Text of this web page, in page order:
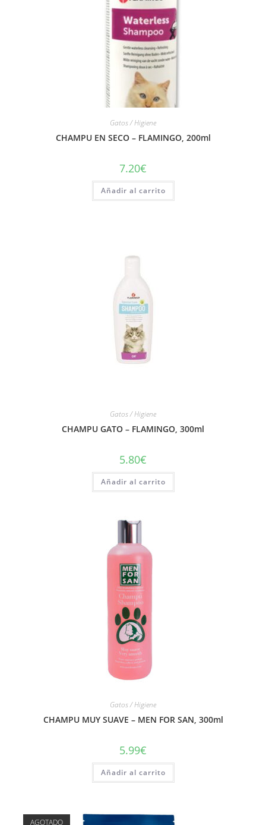
Gatos / Higiene
CHAMPU EN SECO – FLAMINGO, 200ml
7.20€
Añadir al carrito
Gatos / Higiene
CHAMPU GATO – FLAMINGO, 300ml
5.80€
Añadir al carrito
Gatos / Higiene
CHAMPU MUY SUAVE – MEN FOR SAN, 300ml
5.99€
Añadir al carrito
AGOTADO